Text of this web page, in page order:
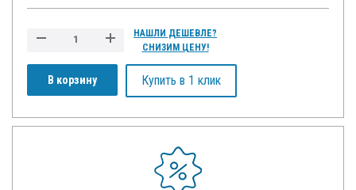
В корзину
НАШЛИ ДЕШЕВЛЕ?
СНИЗИМ ЦЕНУ!
Купить в 1 клик